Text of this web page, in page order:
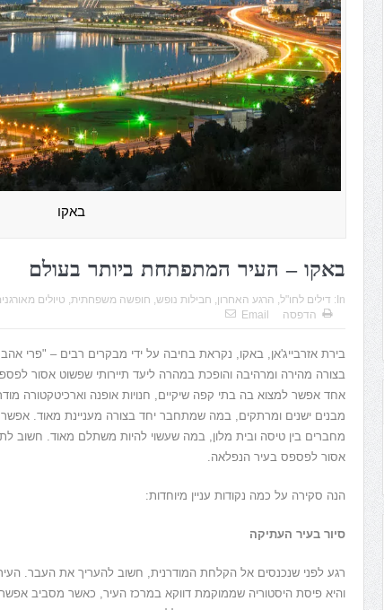
באקו
באקו – העיר המתפתחת ביותר בעולם
In: דילים לחו"ל, הרגע האחרון, חבילות נופש, חופשה משפחתית, טיולים
הדפסה
Email
בירת אזרבייג'אן, באקו, נקראת בחיבה על ידי מבקרים רבים – "פרי
בצורה מהירה ומרהיבה והופכת במהרה ליעד תיירותי שפשוט אסור
אחד אפשר למצוא בה בתי קפה שיקיים, חנויות אופנה וארכיטקטורה
מבנים ישנים ומרתקים, במה שמתחבר יחד בצורה מעניינת מאוד.
מחברים בין טיסה ובית מלון, במה שעשוי להיות משתלם מאוד. חשוב
אסור לפספס בעיר הנפלאה.
הנה סקירה על כמה נקודות עניין מיוחדות:
סיור בעיר העתיקה
רגע לפני שנכנסים אל הקלחת המודרנית, חשוב להעריך את העבר.
והיא פיסת היסטוריה שממוקמת דווקא במרכז העיר, כאשר מסביב אפשר